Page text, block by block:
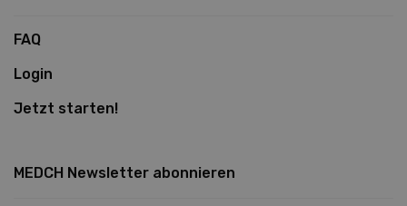
FAQ
Login
Jetzt starten!
MEDCH Newsletter abonnieren